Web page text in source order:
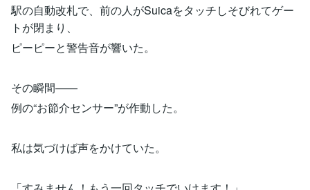
駅の自動改札で、前の人がSuicaをタッチしそびれてゲー
トが閉まり、
ピーピーと警告音が響いた。
その瞬間——
例の“お節介センサー”が作動した。
私は気づけば声をかけていた。